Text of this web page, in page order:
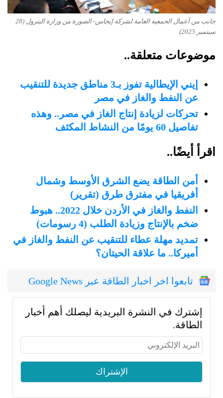
جانب من أعمال الجمعية العامة لشركة إيجاس- الصورة من وزارة البترول (28
سبتمبر 2023)
موضوعات متعلقة..
إيني الإيطالية تفوز بـ3 مناطق جديدة للتنقيب
عن النفط والغاز في مصر
تحركات لزيادة إنتاج الغاز في مصر.. وهذه
تفاصيل 60 يومًا من النشاط المكثف
اقرأ أيضًا..
أمن الطاقة يضع الشرق الأوسط وشمال
أفريقيا في مفترق طرق (تقرير)
النفط والغاز في الأردن خلال 2022.. هبوط
ضخم بالإنتاج وزيادة الطلب (4 رسومات)
تمديد مهلة عطاء للتنقيب عن النفط والغاز في
أميركا.. ما علاقة الحيتان؟
تابعوا اخر اخبار الطاقة عبر Google News
إشترك في النشرة البريدية ليصلك أهم أخبار
الطاقة.